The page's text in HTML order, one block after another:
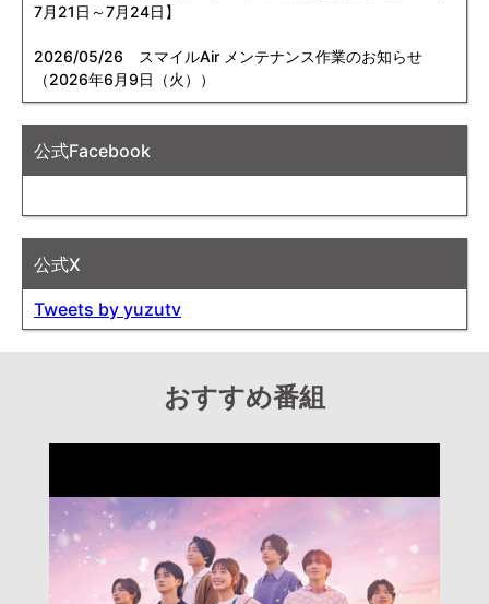
7月21日～7月24日】
2026/05/26 スマイルAir メンテナンス作業のお知らせ
（2026年6月9日（火））
公式Facebook
公式X
Tweets by yuzutv
おすすめ番組